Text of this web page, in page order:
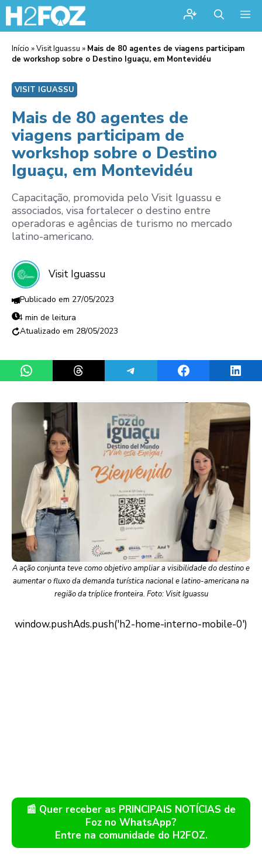
Início »Visit Iguassu » Mais de 80 agentes de viagens participam
de workshop sobre o Destino Iguaçu, em Montevidéu
VISIT IGUASSU
Mais de 80 agentes de
viagens participam de
workshop sobre o Destino
Iguaçu, em Montevidéu
Capacitação, promovida pelo Visit Iguassu e
associados, visa fortalecer o destino entre
operadoras e agências de turismo no mercado
latino-americano.
Visit Iguassu
27/05/2023
4 min de leitura
28/05/2023
Share on WhatsAppShare on ThreadsShare on TelegramShare on Facebook
A ação conjunta teve como objetivo ampliar a visibilidade do destino e
aumentar o fluxo da demanda turística nacional e latino-americana na
região da tríplice fronteira. Foto: Visit Iguassu
📰 Quer receber as PRINCIPAIS NOTÍCIAS de
Foz no WhatsApp?
Entre na comunidade do H2FOZ.